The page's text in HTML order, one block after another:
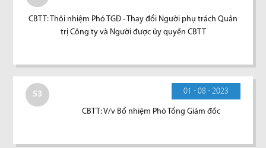
CBTT: Thôi nhiệm Phó TGĐ - Thay đổi Người phụ trách Quản
trị Công ty và Người được ủy quyền CBTT
53 01 - 08 - 2023
CBTT: V/v Bổ nhiệm Phó Tổng Giám đốc